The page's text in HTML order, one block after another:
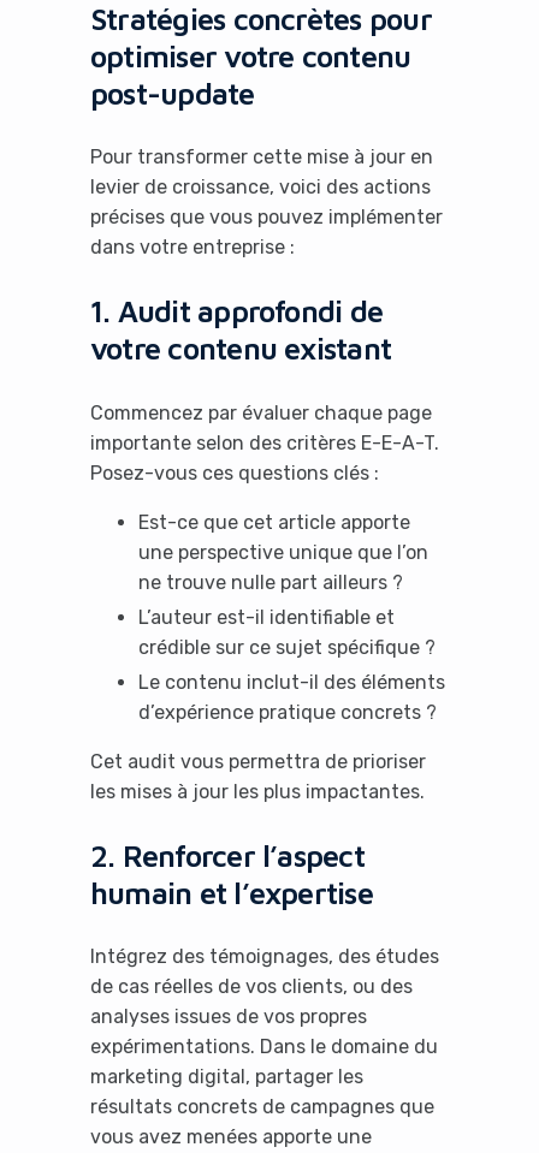
Stratégies concrètes pour
optimiser votre contenu
post-update
Pour transformer cette mise à jour en
levier de croissance, voici des actions
précises que vous pouvez implémenter
dans votre entreprise :
1. Audit approfondi de
votre contenu existant
Commencez par évaluer chaque page
importante selon des critères E-E-A-T.
Posez-vous ces questions clés :
Est-ce que cet article apporte
une perspective unique que l’on
ne trouve nulle part ailleurs ?
L’auteur est-il identifiable et
crédible sur ce sujet spécifique ?
Le contenu inclut-il des éléments
d’expérience pratique concrets ?
Cet audit vous permettra de prioriser
les mises à jour les plus impactantes.
2. Renforcer l’aspect
humain et l’expertise
Intégrez des témoignages, des études
de cas réelles de vos clients, ou des
analyses issues de vos propres
expérimentations. Dans le domaine du
marketing digital, partager les
résultats concrets de campagnes que
vous avez menées apporte une